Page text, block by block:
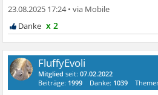
23.08.2025 17:24•
x 2
FluffyEvoli
Mitglied seit:07.02.2022
Beiträge: 1999 Danke: 1039